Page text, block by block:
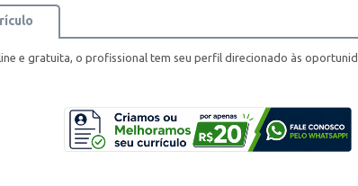
e gratuita, o profissional tem seu perfil direcionado às